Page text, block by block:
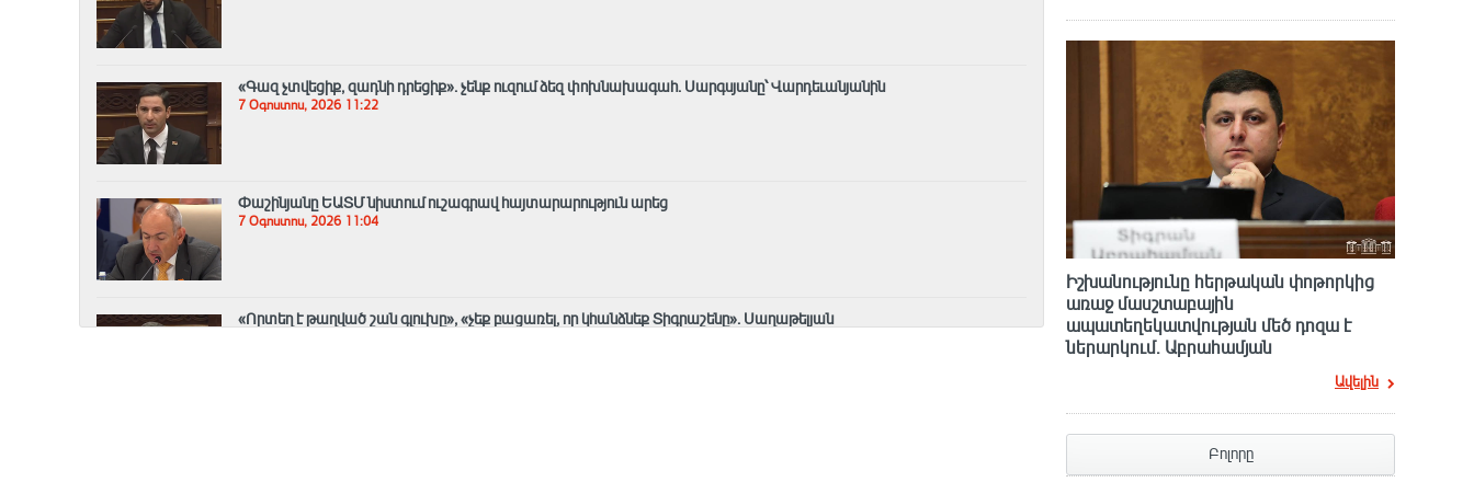
«Գազ չտվեցիք, զադնի դրեցիք». չենք ուզում ձեզ փոխնախագահ. Սարգսյանը՝ Վարդեւանյանին
7 Օգոստոս, 2026 11:22
Փաշինյանը ԵԱՏՄ նիստում ուշագրավ հայտարարություն արեց
7 Օգոստոս, 2026 11:04
«Որտեղ է թաղված շան գլուխը», «չեք բացառել, որ կհանձնեք Տիգրաշենը». Սաղաթելյան
Իշխանությունը հերթական փոթորկից
առաջ մասշտաբային
ապատեղեկատվության մեծ դnզա է
ներարկում․ Աբրահամյան
Ավելին
Բոլորը